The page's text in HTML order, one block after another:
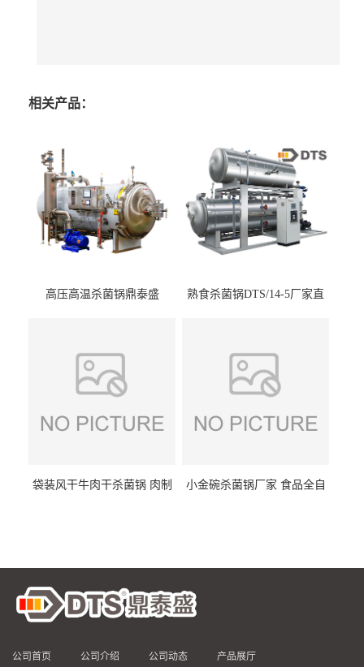
相关产品：
高压高温杀菌锅鼎泰盛
熟食杀菌锅DTS/14-5厂家直
袋装风干牛肉干杀菌锅 肉制
小金碗杀菌锅厂家 食品全自
公司首页 公司介绍 公司动态 产品展厅